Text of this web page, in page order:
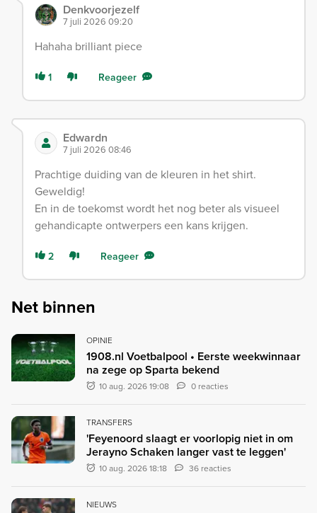
Denkvoorjezelf
7 juli 2026 09:20
Hahaha brilliant piece
1 Reageer
Edwardn
7 juli 2026 08:46
Prachtige duiding van de kleuren in het shirt.
Geweldig!
En in de toekomst wordt het nog beter als visueel
gehandicapte ontwerpers een kans krijgen.
2 Reageer
Net binnen
OPINIE
1908.nl Voetbalpool • Eerste weekwinnaar
na zege op Sparta bekend
10 aug. 2026 19:08 0 reacties
TRANSFERS
'Feyenoord slaagt er voorlopig niet in om
Jerayno Schaken langer vast te leggen'
10 aug. 2026 18:18 36 reacties
NIEUWS